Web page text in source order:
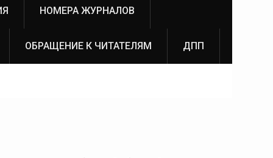
НОМЕРА ЖУРНАЛОВ
ОБРАЩЕНИЕ К ЧИТАТЕЛЯМ ДПП